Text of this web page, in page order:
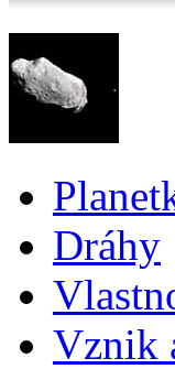
Dráhy
Vznik